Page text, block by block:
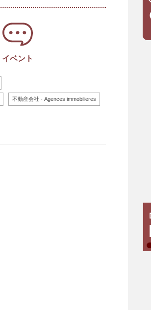
イベント
不動産会社 - Agences immobilieres